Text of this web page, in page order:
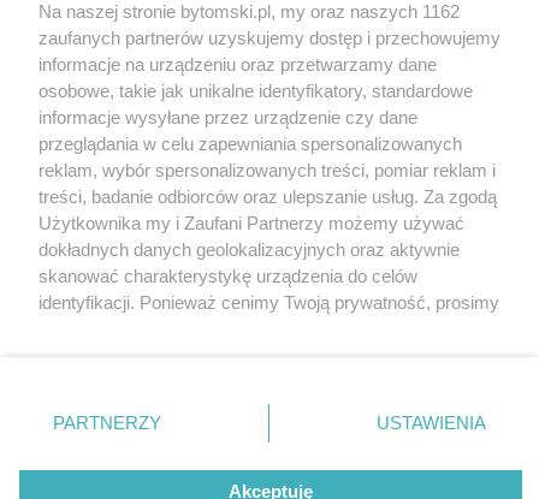
Wróć do strony głównej
ślązag.pl
0%
Na naszej stronie bytomski.pl, my oraz naszych 1162
zaufanych partnerów uzyskujemy dostęp i przechowujemy
informacje na urządzeniu oraz przetwarzamy dane
osobowe, takie jak unikalne identyfikatory, standardowe
informacje wysyłane przez urządzenie czy dane
przeglądania w celu zapewniania spersonalizowanych
reklam, wybór spersonalizowanych treści, pomiar reklam i
treści, badanie odbiorców oraz ulepszanie usług. Za zgodą
Użytkownika my i Zaufani Partnerzy możemy używać
dokładnych danych geolokalizacyjnych oraz aktywnie
skanować charakterystykę urządzenia do celów
identyfikacji. Ponieważ cenimy Twoją prywatność, prosimy
prywatności znajdujący się w lewym dolnym rogu strony
. Niektóre rodzaje przetwarzania danych nie wymagają
zgody użytkownika, ale masz prawo sprzeciwić się
takiemu przetwarzaniu. Preferencje będą miały
PARTNERZY USTAWIENIA
Akceptuję